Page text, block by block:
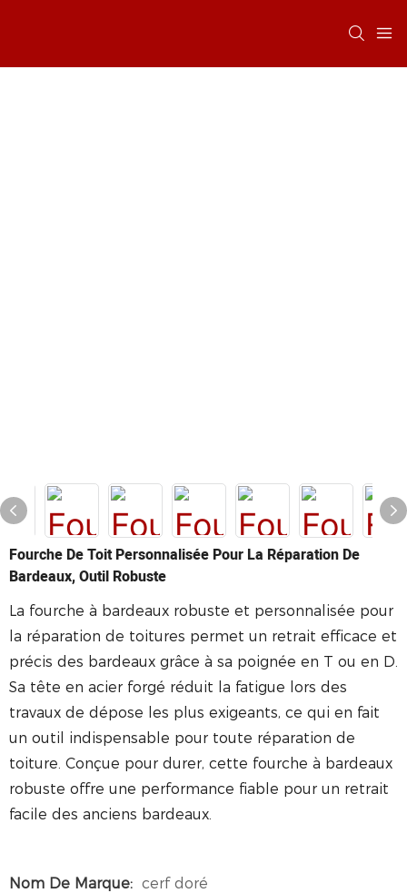
Fourche De Toit Personnalisée Pour La Réparation De
Bardeaux, Outil Robuste
La fourche à bardeaux robuste et personnalisée pour
la réparation de toitures permet un retrait efficace et
précis des bardeaux grâce à sa poignée en T ou en D.
Sa tête en acier forgé réduit la fatigue lors des
travaux de dépose les plus exigeants, ce qui en fait
un outil indispensable pour toute réparation de
toiture. Conçue pour durer, cette fourche à bardeaux
robuste offre une performance fiable pour un retrait
facile des anciens bardeaux.
Nom De Marque: cerf doré